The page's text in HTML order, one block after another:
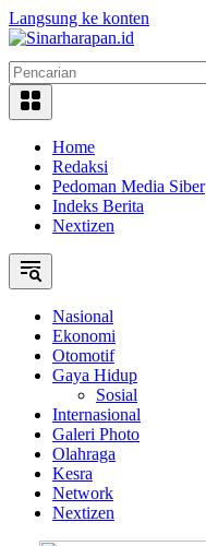
Langsung ke konten
Home
Redaksi
Pedoman Media Siber
Indeks Berita
Nextizen
Nasional
Ekonomi
Otomotif
Gaya Hidup
Sosial
Internasional
Galeri Photo
Olahraga
Kesra
Network
Nextizen